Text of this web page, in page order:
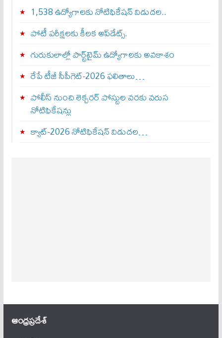
1,538 ఉద్యోగాలకు నోటిఫికేషన్ విడుదల..
పోటీ పరీక్షలకు కీలక అప్‌డేట్స్.
గురుకులాల్లో పార్ట్‌టైమ్ ఉద్యోగాలకు అవకాశం
రేపే టీజీ సీపీగెట్‌-2026 ఫలితాలు…
పోలీస్ నుంచి లెక్చరర్ పోస్టుల వరకు వరుస
నోటిఫికేషన్లు
క్యాట్-2026 నోటిఫికేషన్ విడుదల…
ఆంధ్ర‌ప్ర‌దేశ్